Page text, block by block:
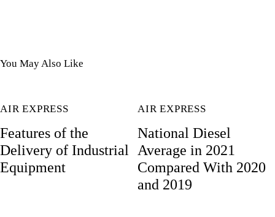
You May Also Like
AIR EXPRESS
Features of the
Delivery of Industrial
Equipment
AIR EXPRESS
National Diesel
Average in 2021
Compared With 2020
and 2019